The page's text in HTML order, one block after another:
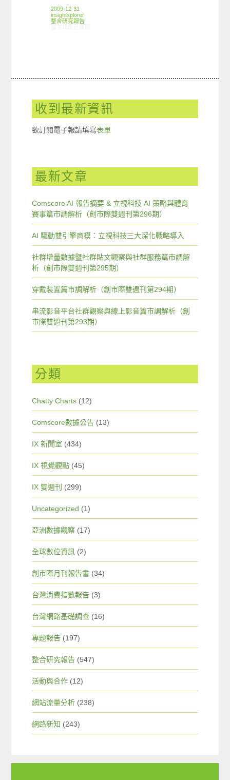
2009-12-31
insightxplorer
整合研究報告
收到最新資訊
欲訂閱電子報請填寫表單
最新文章
Comscore AI 報告摘要 & 立視科技 AI 策略與體育
賽事篇市調解析（創市際雙週刊第296期）
AI 驅動雙引擎商模：立視科技三大深化戰略導入
社群增量數據暨社群貼文觀察與社群服務篇市調解
析（創市際雙週刊第295期）
穿戴裝置篇市調解析（創市際雙週刊第294期）
串流影音平台社群觀察與線上影音篇市調解析（創
市際雙週刊第293期）
分類
Chatty Charts (12)
Comscore數據公告 (13)
IX 新聞室 (434)
IX 視覺觀點 (45)
IX 雙週刊 (299)
Uncategorized (1)
亞洲數據觀察 (17)
全球數位資訊 (2)
創市際月刊報告書 (34)
台灣消費指數報告 (3)
台灣網路基礎調查 (16)
專題報告 (197)
整合研究報告 (547)
活動與合作 (12)
網站流量分析 (238)
網路新知 (243)